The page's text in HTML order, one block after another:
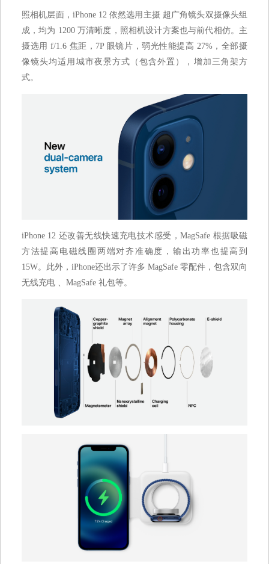
照相机层面，iPhone 12 依然选用主摄 超广角镜头双摄像头组
成，均为 1200 万清晰度，照相机设计方案也与前代相仿。主
摄选用 f/1.6 焦距，7P 眼镜片，弱光性能提高 27%，全部摄
像镜头均适用城市夜景方式（包含外置），增加三角架方
式。
iPhone 12 还改善无线快速充电技术感受，MagSafe 根据吸磁
方法提高电磁线圈两端对齐准确度，输出功率也提高到
15W。此外，iPhone还出示了许多 MagSafe 零配件，包含双向
无线充电 、MagSafe 礼包等。